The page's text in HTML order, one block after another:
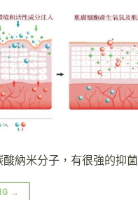
納米分子，有很強的抑
→